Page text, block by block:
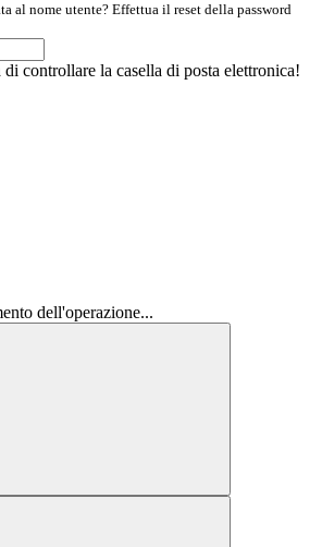
al nome utente? Effettua il reset della password
controllare la casella di posta elettronica!
dell'operazione...